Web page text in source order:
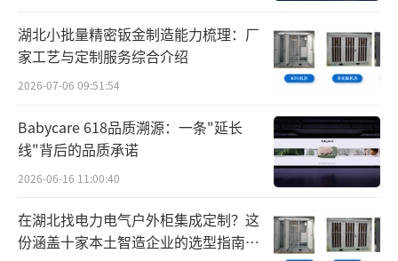
湖北小批量精密钣金制造能力梳理：厂
家工艺与定制服务综合介绍
2026-07-06 09:51:54
Babycare 618品质溯源：一条"延长
线"背后的品质承诺
2026-06-16 11:00:40
在湖北找电力电气户外柜集成定制？这
份涵盖十家本土智造企业的选型指南请